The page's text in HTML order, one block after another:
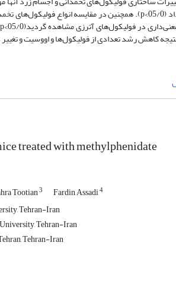
0>
p). همچنین در مقایسه انواع فولیکولهای
داری در فولیکولهای آترزی مشاهده گردید(05/0> p
کاهش رشد تعدادی از فولیکولها و اووسیت و
treated with methylphenidate
Tootian3 Fardin Assadi4
Tehran-Iran
Tehran-Iran
Tehran-Iran